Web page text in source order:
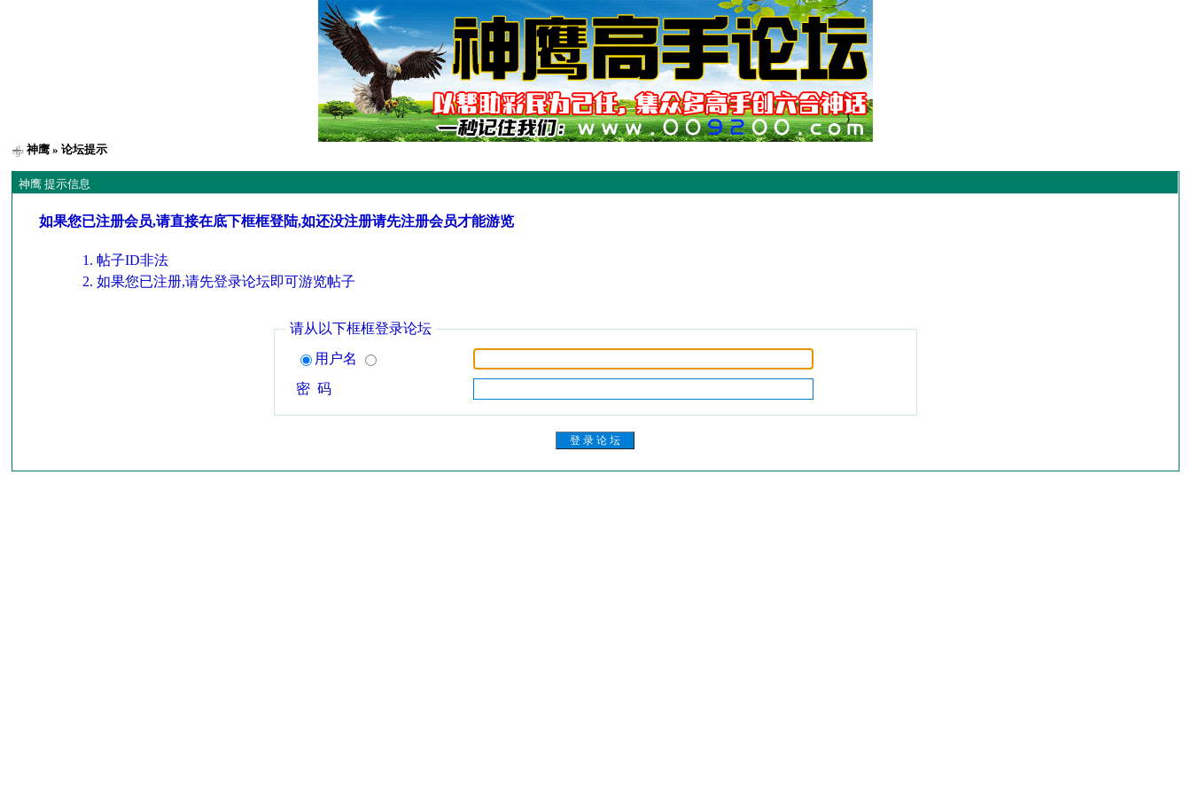
神鹰 » 论坛提示
神鹰 提示信息
如果您已注册会员,请直接在底下框框登陆,如还没注册请先注册会员才能游览
帖子ID非法
如果您已注册,请先登录论坛即可游览帖子
请从以下框框登录论坛
用户名
密 码